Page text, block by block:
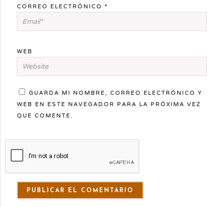
CORREO ELECTRÓNICO *
WEB
GUARDA MI NOMBRE, CORREO ELECTRÓNICO Y
WEB EN ESTE NAVEGADOR PARA LA PRÓXIMA VEZ
QUE COMENTE.